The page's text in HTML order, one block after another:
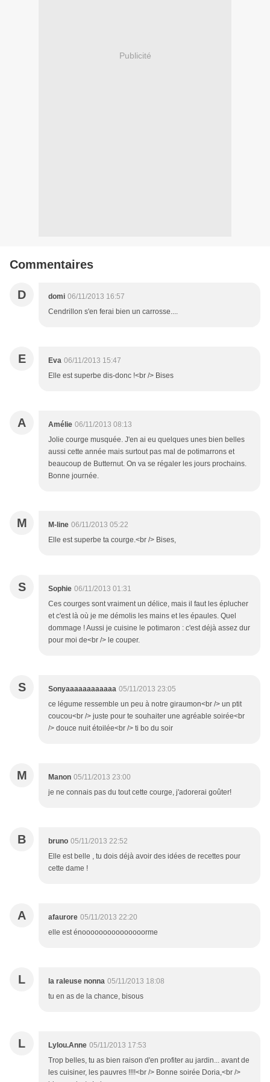
Publicité
Commentaires
D domi 06/11/2013 16:57
Cendrillon s'en ferai bien un carrosse....
E Eva 06/11/2013 15:47
Elle est superbe dis-donc !<br /> Bises
A Amélie 06/11/2013 08:13
Jolie courge musquée. J'en ai eu quelques unes bien belles
aussi cette année mais surtout pas mal de potimarrons et
beaucoup de Butternut. On va se régaler les jours prochains.
Bonne journée.
M M-line 06/11/2013 05:22
Elle est superbe ta courge.<br /> Bises,
S Sophie 06/11/2013 01:31
Ces courges sont vraiment un délice, mais il faut les éplucher
et c'est là où je me démolis les mains et les épaules. Quel
dommage ! Aussi je cuisine le potimaron : c'est déjà assez dur
pour moi de<br /> le couper.
S Sonyaaaaaaaaaaaa 05/11/2013 23:05
ce légume ressemble un peu à notre giraumon<br /> un ptit
coucou<br /> juste pour te souhaiter une agréable soirée<br
/> douce nuit étoilée<br /> ti bo du soir
M Manon 05/11/2013 23:00
je ne connais pas du tout cette courge, j'adorerai goûter!
B bruno 05/11/2013 22:52
Elle est belle , tu dois déjà avoir des idées de recettes pour
cette dame !
A afaurore 05/11/2013 22:20
elle est énooooooooooooooorme
L la raleuse nonna 05/11/2013 18:08
tu en as de la chance, bisous
L Lylou.Anne 05/11/2013 17:53
Trop belles, tu as bien raison d'en profiter au jardin... avant de
les cuisiner, les pauvres !!!!<br /> Bonne soirée Doria,<br />